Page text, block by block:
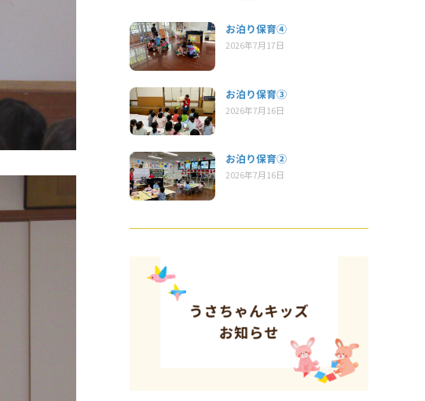
お泊り保育④
2026年7月17日
お泊り保育③
2026年7月16日
お泊り保育②
2026年7月16日